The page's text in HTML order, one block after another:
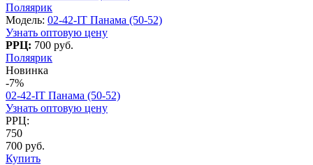
Поляярик
Модель: 02-42-IT Панама (50-52)
Узнать оптовую цену
РРЦ: 700 руб.
Поляярик
Новинка
-7%
02-42-IT Панама (50-52)
Узнать оптовую цену
РРЦ:
750
700 руб.
Купить